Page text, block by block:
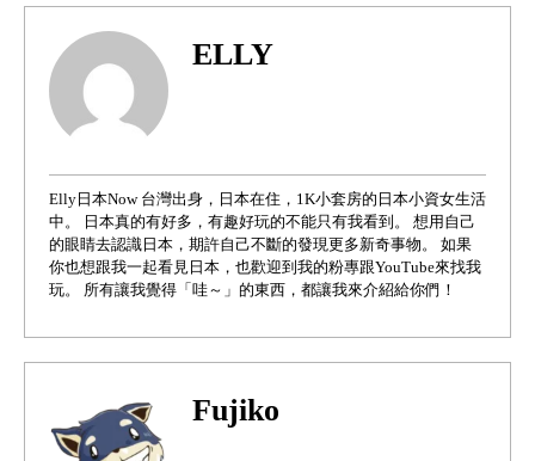
ELLY
Elly日本Now 台灣出身，日本在住，1K小套房的日本小資女生活
中。 日本真的有好多，有趣好玩的不能只有我看到。 想用自己
的眼睛去認識日本，期許自己不斷的發現更多新奇事物。 如果
你也想跟我一起看見日本，也歡迎到我的粉專跟YouTube來找我
玩。 所有讓我覺得「哇～」的東西，都讓我來介紹給你們！
Fujiko